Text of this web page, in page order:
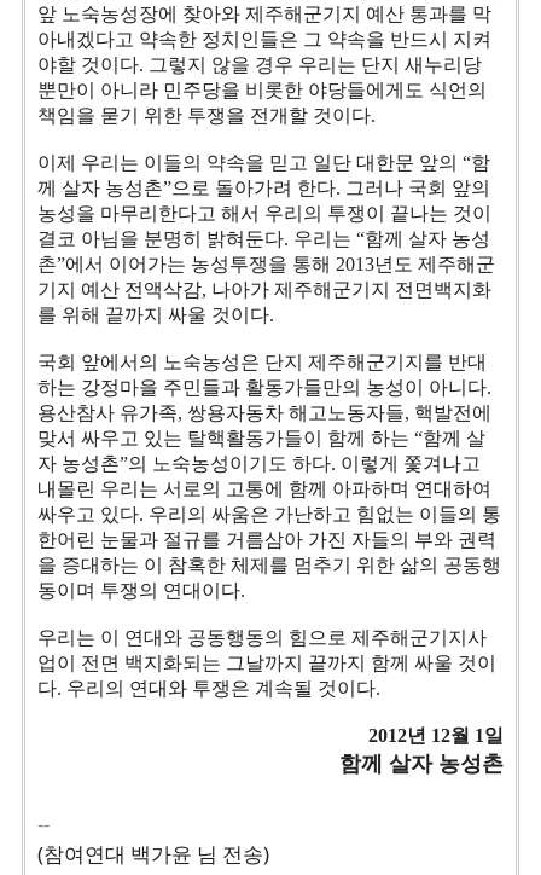
앞 노숙농성장에 찾아와 제주해군기지 예산 통과를 막
아내겠다고 약속한 정치인들은 그 약속을 반드시 지켜
야할 것이다. 그렇지 않을 경우 우리는 단지 새누리당
뿐만이 아니라 민주당을 비롯한 야당들에게도 식언의
책임을 묻기 위한 투쟁을 전개할 것이다.
이제 우리는 이들의 약속을 믿고 일단 대한문 앞의 “함
께 살자 농성촌”으로 돌아가려 한다. 그러나 국회 앞의
농성을 마무리한다고 해서 우리의 투쟁이 끝나는 것이
결코 아님을 분명히 밝혀둔다. 우리는 “함께 살자 농성
촌”에서 이어가는 농성투쟁을 통해 2013년도 제주해군
기지 예산 전액삭감, 나아가 제주해군기지 전면백지화
를 위해 끝까지 싸울 것이다.
국회 앞에서의 노숙농성은 단지 제주해군기지를 반대
하는 강정마을 주민들과 활동가들만의 농성이 아니다.
용산참사 유가족, 쌍용자동차 해고노동자들, 핵발전에
맞서 싸우고 있는 탈핵활동가들이 함께 하는 “함께 살
자 농성촌”의 노숙농성이기도 하다. 이렇게 쫓겨나고
내몰린 우리는 서로의 고통에 함께 아파하며 연대하여
싸우고 있다. 우리의 싸움은 가난하고 힘없는 이들의 통
한어린 눈물과 절규를 거름삼아 가진 자들의 부와 권력
을 증대하는 이 참혹한 체제를 멈추기 위한 삶의 공동행
동이며 투쟁의 연대이다.
우리는 이 연대와 공동행동의 힘으로 제주해군기지사
업이 전면 백지화되는 그날까지 끝까지 함께 싸울 것이
다. 우리의 연대와 투쟁은 계속될 것이다.
2012년 12월 1일
함께 살자 농성촌
--
(참여연대 백가윤 님 전송)